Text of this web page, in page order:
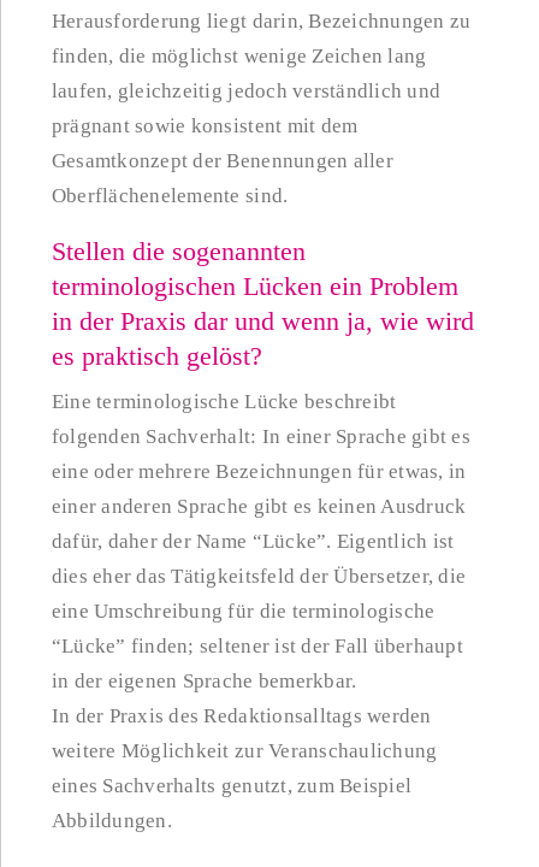
Herausforderung liegt darin, Bezeichnungen zu
finden, die möglichst wenige Zeichen lang
laufen, gleichzeitig jedoch verständlich und
prägnant sowie konsistent mit dem
Gesamtkonzept der Benennungen aller
Oberflächenelemente sind.
Stellen die sogenannten
terminologischen Lücken ein Problem
in der Praxis dar und wenn ja, wie wird
es praktisch gelöst?
Eine terminologische Lücke beschreibt
folgenden Sachverhalt: In einer Sprache gibt es
eine oder mehrere Bezeichnungen für etwas, in
einer anderen Sprache gibt es keinen Ausdruck
dafür, daher der Name “Lücke”. Eigentlich ist
dies eher das Tätigkeitsfeld der Übersetzer, die
eine Umschreibung für die terminologische
“Lücke” finden; seltener ist der Fall überhaupt
in der eigenen Sprache bemerkbar.
In der Praxis des Redaktionsalltags werden
weitere Möglichkeit zur Veranschaulichung
eines Sachverhalts genutzt, zum Beispiel
Abbildungen.